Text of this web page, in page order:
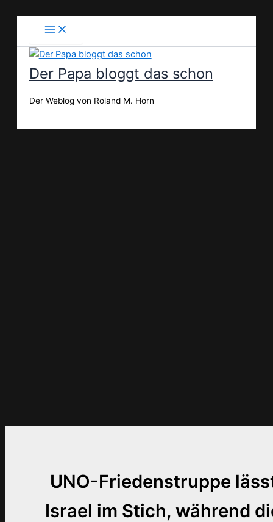
Der Papa bloggt das schon
Der Weblog von Roland M. Horn
UNO-Friedenstruppe
Israel im Stich, während